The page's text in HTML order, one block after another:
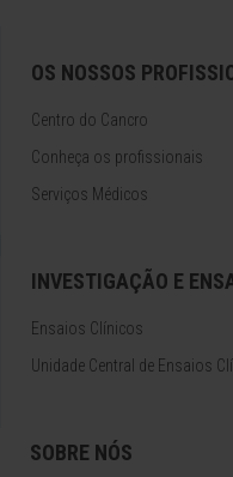
OS NOSSOS
Centro do Cancro
Conheça os profissionais
Serviços Médicos
INVESTIGAÇÃO E
Ensaios Clínicos
Unidade Central de Ensaios
SOBRE NÓS